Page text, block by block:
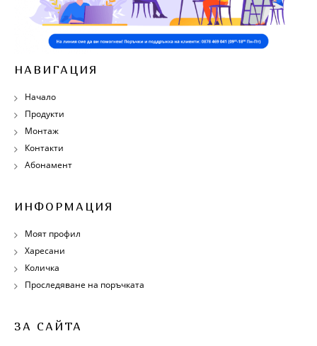
НАВИГАЦИЯ
Начало
Продукти
Монтаж
Контакти
Абонамент
ИНФОРМАЦИЯ
Моят профил
Харесани
Количка
Проследяване на поръчката
ЗА САЙТА